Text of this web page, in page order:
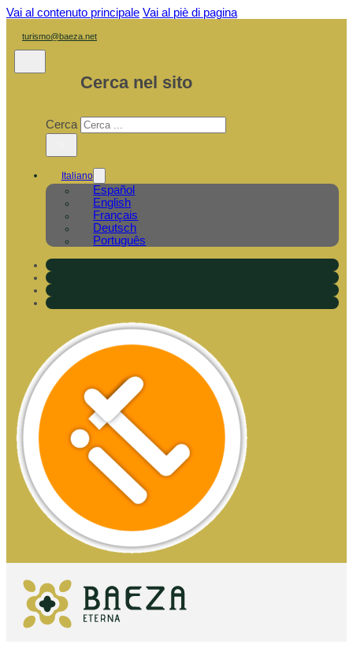
Vai al contenuto principale Vai al piè di pagina
turismo@baeza.net
Cerca nel sito
Cerca
Italiano
Español
English
Français
Deutsch
Português